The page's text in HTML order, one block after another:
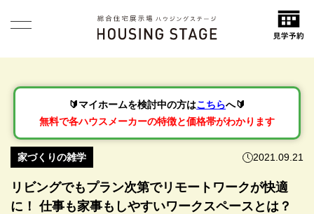
🔰マイホームを検討中の方はこちらへ🔰
無料で各ハウスメーカーの特徴と価格帯がわかります
家づくりの雑学 2021.09.21
リビングでもプラン次第でリモートワークが快適
に！ 仕事も家事もしやすいワークスペースとは？